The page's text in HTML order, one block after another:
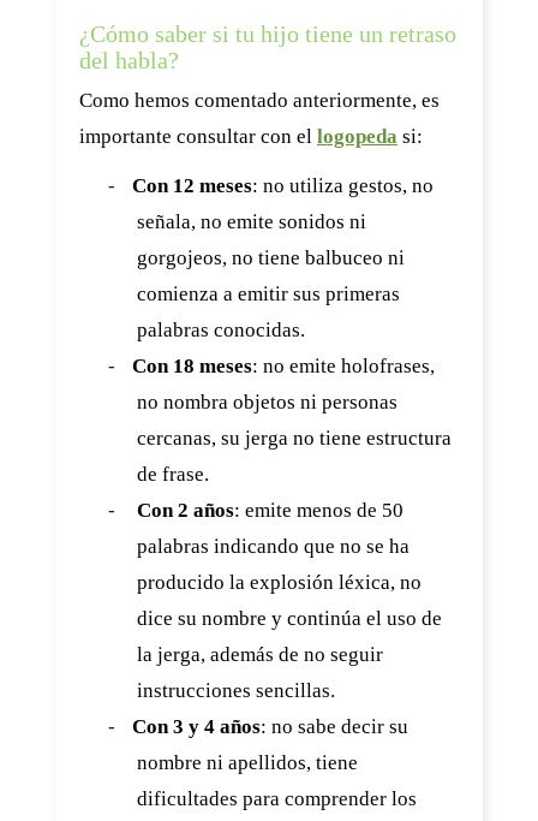
¿Cómo saber si tu hijo tiene un retraso
del habla?
Como hemos comentado anteriormente, es
importante consultar con el logopeda si:
- Con 12 meses: no utiliza gestos, no
señala, no emite sonidos ni
gorgojeos, no tiene balbuceo ni
comienza a emitir sus primeras
palabras conocidas.
-
Con 18 meses: no emite holofrases,
no nombra objetos ni personas
cercanas, su jerga no tiene estructura
de frase.
-
Con 2 años: emite menos de 50
palabras indicando que no se ha
producido la explosión léxica, no
dice su nombre y continúa el uso de
la jerga, además de no seguir
instrucciones sencillas.
-
Con 3 y 4 años: no sabe decir su
nombre ni apellidos, tiene
dificultades para comprender los